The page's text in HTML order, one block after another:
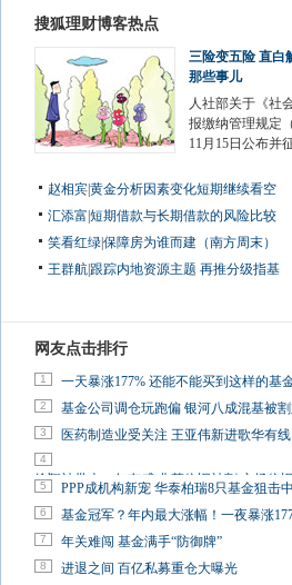
搜狐理财博客热点
三险变五险 直白
那些事儿
人社部关于《社
报缴纳管理规定
11月15日公布
赵相宾黄金分析因素变化短期继续看空
汇添富 短期借款与长期借款的风险比较
笑看红绿保障房为谁而建（南方周末）
王群航跟踪内地资源主题 再推分级指基
网友点击排行
1 一天暴涨177% 还能不能买到这样的基
2 基金公司调仓玩跑偏 银河八成混基被
3 医药制造业受关注 王亚伟新进歌华有线
4
徐翔被带走一年有感:韭菜依旧被割 市场依
5 PPP成机构新宠 华泰柏瑞8只基金狙击
6 基金冠军？年内最大涨幅！一夜暴涨
7 年关难闯 基金满手“防御牌”
8 进退之间 百亿私募重仓大曝光